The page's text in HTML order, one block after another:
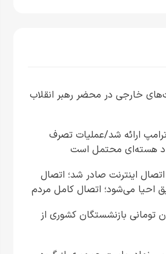
خارجی در محضر رهبر انقلاب
ارائه شد/عملیات تصرف
هسته‌ای محتمل است
اتصال اینترنت صادر شد؛ اتصال
احیا می‌شود؛ اتصال کامل مردم
وام ۷۵ میلیون تومانی بازنشستگان کشوری از